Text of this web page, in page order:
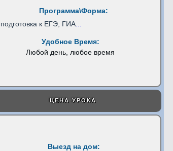
Программа\Форма:
подготовка к ЕГЭ, ГИА...
Удобное Время:
Любой день, любое время
ЦЕНА УРОКА
Выезд на дом: